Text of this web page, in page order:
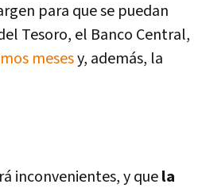
para que se puedan
Tesoro, el Banco Central,
mesesy, además, la
inconvenientes, y quela